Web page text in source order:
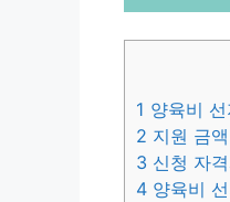
1 양육비
2 지원 금
3 신청 자
4 양육비